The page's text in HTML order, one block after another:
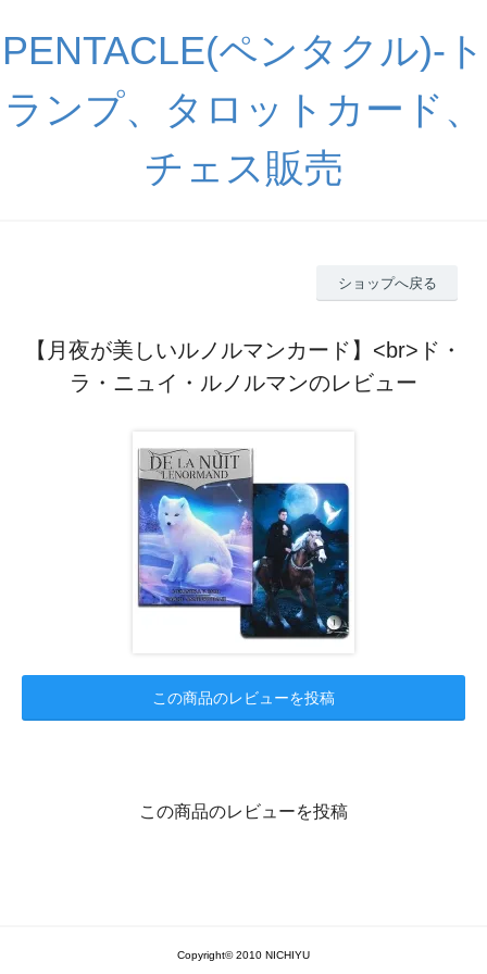
PENTACLE(ペンタクル)-ト
ランプ、タロットカード、
チェス販売
ショップへ戻る
【月夜が美しいルノルマンカード】<br>ド・
ラ・ニュイ・ルノルマンのレビュー
この商品のレビューを投稿
この商品のレビューを投稿
Copyright© 2010 NICHIYU